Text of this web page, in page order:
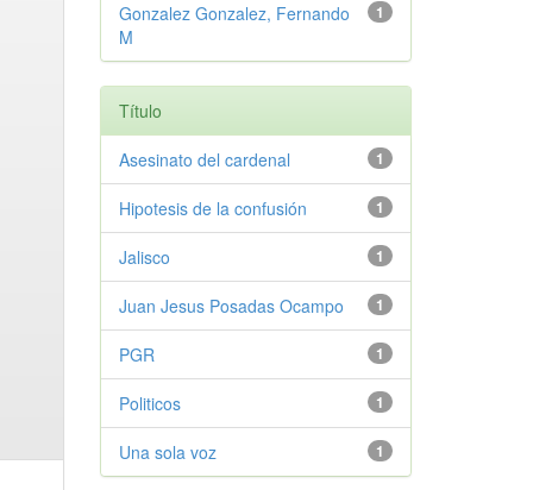
1
Gonzalez Gonzalez, Fernando
M
Título
1
Asesinato del cardenal
1
Hipotesis de la confusión
1
Jalisco
1
Juan Jesus Posadas Ocampo
1
PGR
1
Politicos
1
Una sola voz